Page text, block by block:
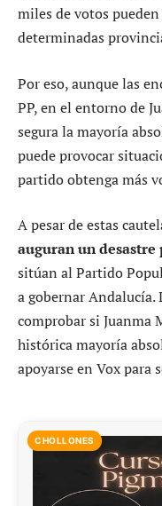
miles de votos
determinadas
Por eso, aunque las
PP, en el entorno de
segura la mayoría
puede provocar
partido obtenga más
A pesar de estas
auguran un desastre
sitúan al Partido
a gobernar
comprobar si Juanma
histórica mayoría
apoyarse en Vox para
CHOLLONES